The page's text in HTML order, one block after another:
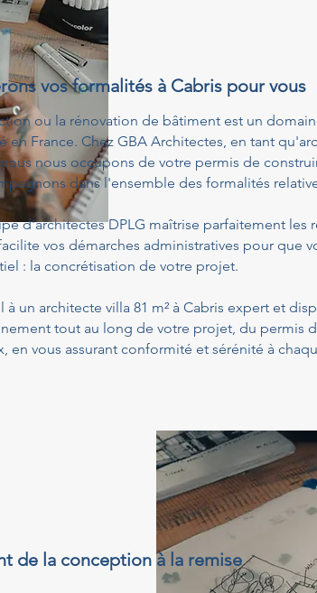
vos formalités à Cabris pour vous
ou la rénovation de bâtiment est un
en France. Chez GBA Architectes, en tant
nous occupons de votre permis de
dans l'ensemble des formalités
d'architectes DPLG maîtrise parfaitement les
vos démarches administratives pour que
: la concrétisation de votre projet.
à un architecte villa 81 m² à Cabris expert et
tout au long de votre projet, du permis
en vous assurant conformité et sérénité à
de la conception à la remise